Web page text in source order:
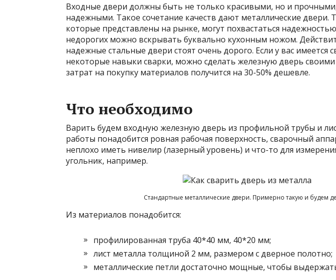
Входные двери должны быть не только красивыми, но и
надежными. Такое сочетание качеств дают металлические двери.
которые представлены на рынке, могут похвастаться
недорогих можно вскрывать буквально кухонным ножом.
надежные стальные двери стоят очень дорого. Если у вас имеется
некоторые навыки сварки, можно сделать железную дверь
затрат на покупку материалов получится на 30-50% дешевле.
Что необходимо
Варить будем входную железную дверь из профильной трубы и
работы понадобится ровная рабочая поверхность, сварочный
неплохо иметь нивелир (лазерный уровень) и что-то для
угольник, например.
Стандартные металлические двери. Примерно такую и будем
Из материалов понадобится:
профилированная труба 40*40 мм, 40*20 мм;
лист металла толщиной 2 мм, размером с дверное полотно;
металлические петли достаточно мощные, чтобы